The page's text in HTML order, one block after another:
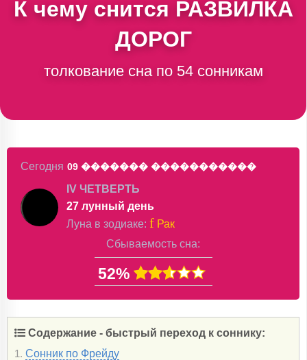
К чему снится РАЗВИЛКА
ДОРОГ
толкование сна по 54 сонникам
Сегодня 09 ������� �����������
IV ЧЕТВЕРТЬ
27 лунный день
Луна в зодиаке: f Рак
Сбываемость сна:
52%
Содержание - быстрый переход к соннику:
1. Сонник по Фрейду